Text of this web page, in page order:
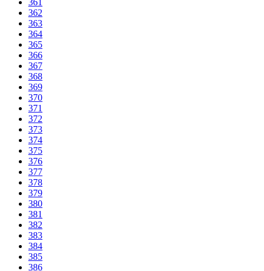
361
362
363
364
365
366
367
368
369
370
371
372
373
374
375
376
377
378
379
380
381
382
383
384
385
386